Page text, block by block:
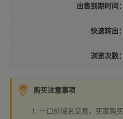
出售到期时间：
快速转出：
浏览次数：
购买注意事项
一口价域名交易，买家购